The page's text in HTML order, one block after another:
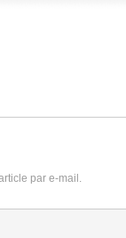
par e-mail.